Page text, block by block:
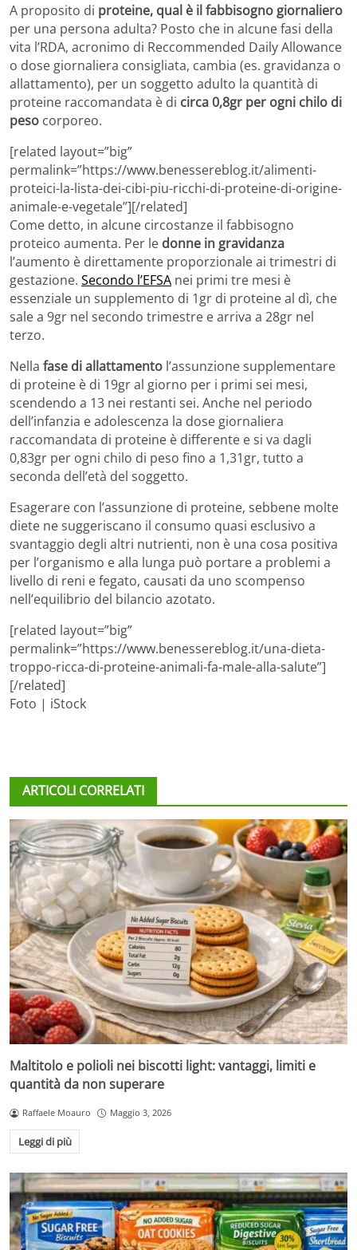
A proposito di proteine, qual è il fabbisogno giornaliero
per una persona adulta? Posto che in alcune fasi della
vita l’RDA, acronimo di Reccommended Daily Allowance
o dose giornaliera consigliata, cambia (es. gravidanza o
allattamento), per un soggetto adulto la quantità di
proteine raccomandata è di circa 0,8gr per ogni chilo di
peso corporeo.
[related layout=”big”
permalink=”https://www.benessereblog.it/alimenti-
proteici-la-lista-dei-cibi-piu-ricchi-di-proteine-di-origine-
animale-e-vegetale”][/related]
Come detto, in alcune circostanze il fabbisogno
proteico aumenta. Per le donne in gravidanza
l’aumento è direttamente proporzionale ai trimestri di
gestazione. Secondo l’EFSA nei primi tre mesi è
essenziale un supplemento di 1gr di proteine al dì, che
sale a 9gr nel secondo trimestre e arriva a 28gr nel
terzo.
Nella fase di allattamento l’assunzione supplementare
di proteine è di 19gr al giorno per i primi sei mesi,
scendendo a 13 nei restanti sei. Anche nel periodo
dell’infanzia e adolescenza la dose giornaliera
raccomandata di proteine è differente e si va dagli
0,83gr per ogni chilo di peso fino a 1,31gr, tutto a
seconda dell’età del soggetto.
Esagerare con l’assunzione di proteine, sebbene molte
diete ne suggeriscano il consumo quasi esclusivo a
svantaggio degli altri nutrienti, non è una cosa positiva
per l’organismo e alla lunga può portare a problemi a
livello di reni e fegato, causati da uno scompenso
nell’equilibrio del bilancio azotato.
[related layout=”big”
permalink=”https://www.benessereblog.it/una-dieta-
troppo-ricca-di-proteine-animali-fa-male-alla-salute”]
[/related]
Foto | iStock
ARTICOLI CORRELATI
Maltitolo e polioli nei biscotti light: vantaggi, limiti e
quantità da non superare
Raffaele Moauro Maggio 3, 2026
Leggi di più